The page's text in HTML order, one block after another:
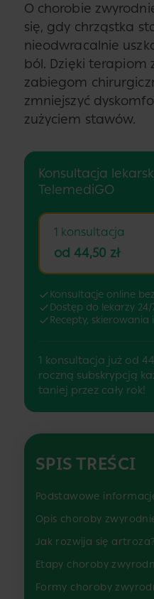
O chorobie
się, gdy chrząstka
nieodwracalnie
ból. Dzięki terapiom
zabiegom
zmniejszyć
zużyciem stawów.
Konsultacja
TelemediGO
1 konsultacja
od 44,50 zł
Konsultacje online
Dostęp do lekarzy 24/
Recepty,
1 konsultacja już od
roczną subskrypcją
taniej przez cały rok!
SPIS TREŚCI
Podstawowe
Opis choroby
Jak rozwija się artroza?
Etapy choroby
Formy choroby